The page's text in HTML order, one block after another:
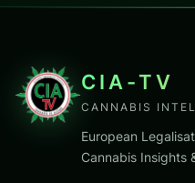
CIA-TV
CANNABIS
European
Cannabis Insights